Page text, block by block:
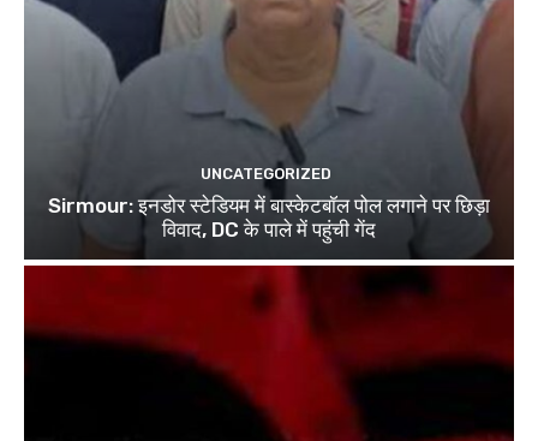
UNCATEGORIZED
Sirmour: इनडोर स्टेडियम में बास्केटबॉल पोल लगाने पर छिड़ा
विवाद, DC के पाले में पहुंची गेंद